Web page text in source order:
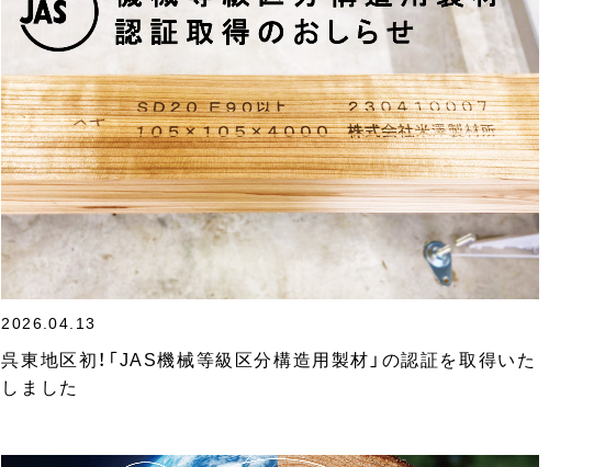
2026.04.13
呉東地区初！「JAS機械等級区分構造用製材」の認証を取得いた
しました